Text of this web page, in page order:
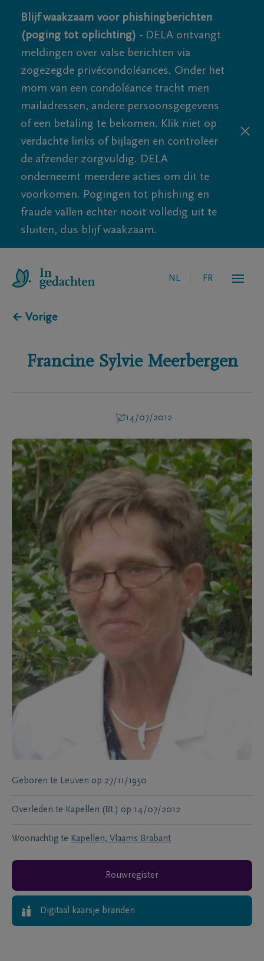
Blijf waakzaam voor phishingberichten
(poging tot oplichting) - DELA ontvangt
meldingen over valse berichten via
zogezegde privécondoléances. Onder het
mom van een condoléance tracht men
mailadressen, andere persoonsgegevens
of een betaling te bekomen. Klik niet op
verdachte links of bijlagen en controleer
de afzender zorgvuldig. DELA
onderneemt meerdere acties om dit te
voorkomen. Pogingen tot phishing en
fraude vallen echter nooit volledig uit te
sluiten, dus blijf waakzaam.
NL FR
← Vorige
Francine Sylvie Meerbergen
14/07/2012
Geboren te Leuven op 27/11/1950
Overleden te Kapellen (Bt.) op 14/07/2012
Woonachtig te Kapellen, Vlaams Brabant
Rouwregister
Digitaal kaarsje branden